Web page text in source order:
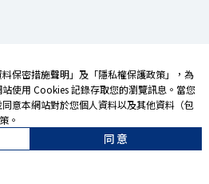
保密措施聲明」及「隱私權保護政策」，為
使用 Cookies 記錄存取您的瀏覽訊息。當您
意本網站對於您個人資料以及其他資料（包
。
同意